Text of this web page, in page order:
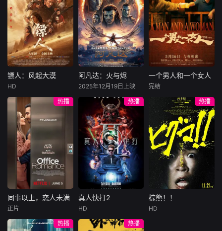
怀绝技的孤女画师
许雁真，意外与身
陷危局的融汇银行
总账姜心羽产生交
集。姜心羽遭人陷
害，只得与许雁真
结盟，彼时银行欲
将国宝名画低价卖
给外国人，许雁真
仿造名画、偷天换
日。几经波折，两
人联手在各方势力
的夹缝间巧妙周
旋，共历险阻，破
解重重困境。
牧羊人乔治
（休·杰克曼饰）最
爱给羊群读侦探小
说，没想到自己有
一天会离奇死亡。
他留下的3000万
巨额遗产，让每个
人貌似都有犯罪动
机。警察毫无头绪
“不务正业”迈出牧
场，追查牧羊人“躺
平
年刘全龙（彭昱畅
饰），被偏执富家
公子陈伦（丁禹兮
饰）选中，被迫踏
入一场为他量身打
造的“换命游戏”。
豪华别墅、名车名
表、神秘女友全部
备齐，在陈伦的精
瞬间拥有顶配人
生。
镖人：风起大漠
于适
大漠之上，镖人、
官府、西域五大家
族等多方势力盘根
错节、暗潮涌动。
“天字第二号逃犯”
刀马接下特殊押镖
任务，和同伴一起
从西域护镖远赴长
安。不料，他们的
护送对象竟是“天字
郎……天下熙熙皆
镖人：风起大漠
HD
阿凡达：火与烬
佐伊·索尔达娜
西格妮·韦弗
影片聚焦杰克·萨利
与奈蒂莉一家的命
运起伏，在前作的
情感余波之上，深
刻描绘一个家族在
战火中如何成长、
并共同守护血脉相
连的情感纽带的历
程，从而将故事推
维度。此外，潘多
阿凡达：火与烬
2025年12月19日上映
一个男人和一个女人
周汉宁
男人（黄渤
饰）和女人（倪妮
饰）飞机同时落
地，入住同一家酒
店，成为一墙之隔
的邻居。不够隔音
的房间暴露了男人
和女人因生活暂停
陷入的困境，健
康、家庭、婚姻、
一个男人和一个女人
完结
热播
同事以上，恋人未满
布雷特·戈德斯坦
同事以上，恋人未满
正片
热播
真人快打2
阿德莱恩·鲁道夫
真人快打2
HD
热播
棕熊！！
棕熊！！
HD
热播
热播